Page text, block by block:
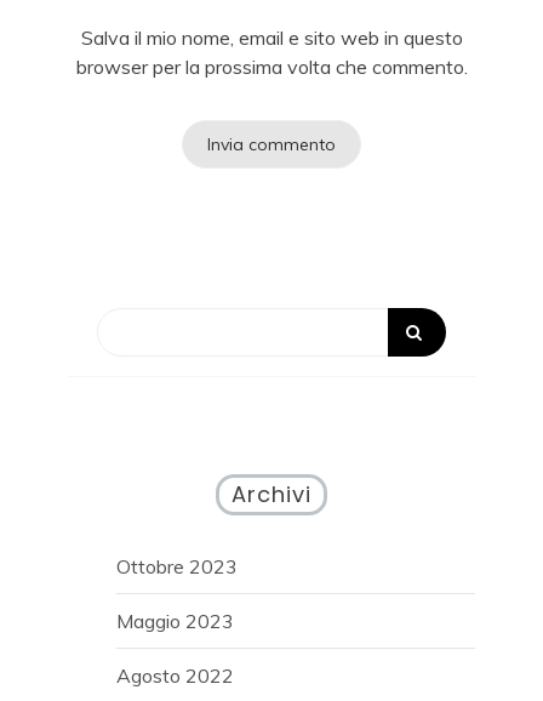
Salva il mio nome, email e sito web in questo
browser per la prossima volta che commento.
Archivi
Ottobre 2023
Maggio 2023
Agosto 2022